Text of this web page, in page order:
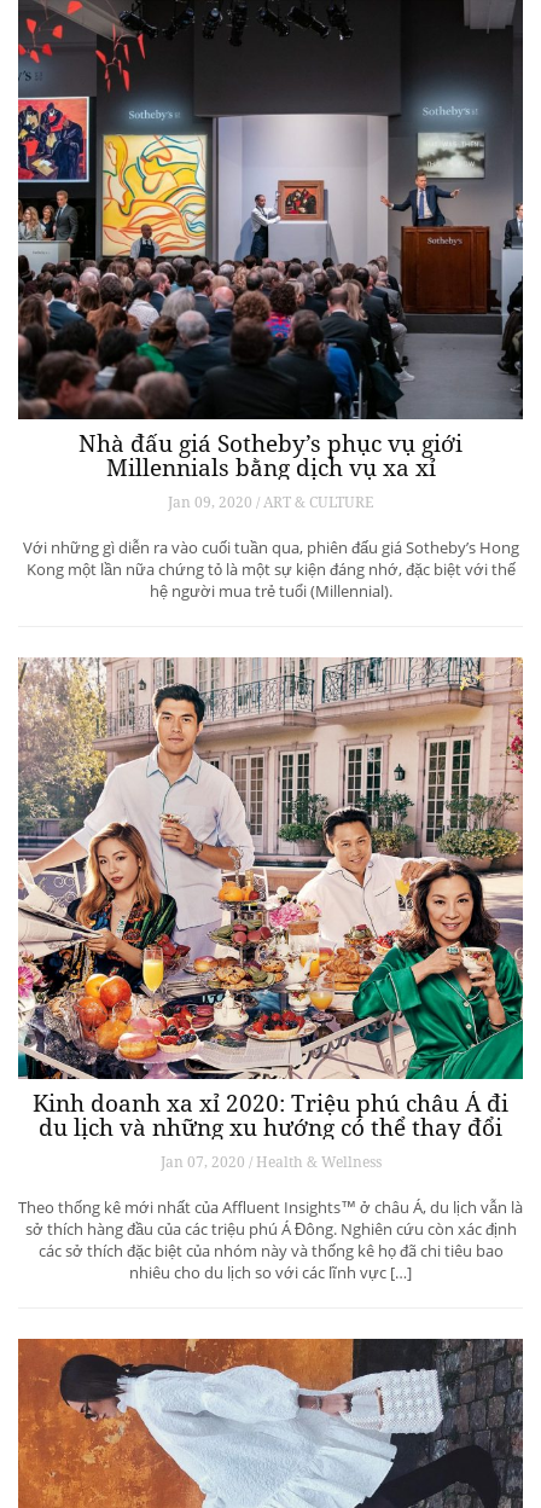
Nhà đấu giá Sotheby’s phục vụ giới
Millennials bằng dịch vụ xa xỉ
Jan 09, 2020 / ART & CULTURE
Với những gì diễn ra vào cuối tuần qua, phiên đấu giá Sotheby’s Hong
Kong một lần nữa chứng tỏ là một sự kiện đáng nhớ, đặc biệt với thế
hệ người mua trẻ tuổi (Millennial).
Kinh doanh xa xỉ 2020: Triệu phú châu Á đi
du lịch và những xu hướng có thể thay đổi
ngành du lịch thượng lưu
Jan 07, 2020 / Health & Wellness
Theo thống kê mới nhất của Affluent Insights™ ở châu Á, du lịch vẫn là
sở thích hàng đầu của các triệu phú Á Đông. Nghiên cứu còn xác định
các sở thích đặc biệt của nhóm này và thống kê họ đã chi tiêu bao
nhiêu cho du lịch so với các lĩnh vực […]